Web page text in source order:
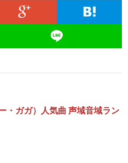
・ガガ）人気曲 声域音域ラン